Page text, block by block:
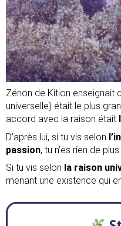
Zénon de Kition enseignait
universelle) était le plus
accord avec la raison était
D’après lui, si tu vis selon
passion, tu n’es rien de plus
Si tu vis selon la raison
menant une existence qui